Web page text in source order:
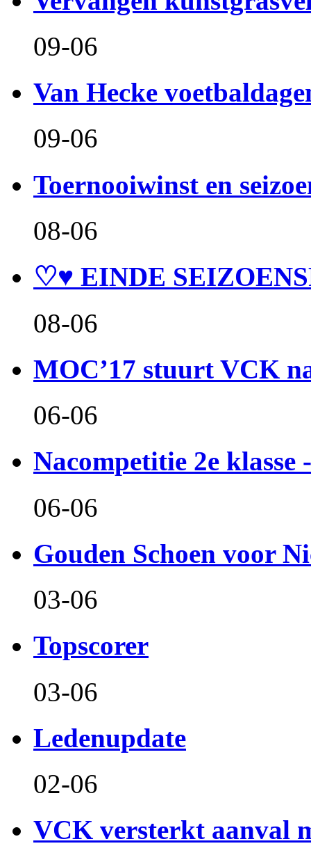
09-06
Van Hecke
09-06
Toernooiwinst en
08-06
♡♥ EINDE
08-06
MOC’17 stuurt VCK
06-06
Nacompetitie 2e klasse
06-06
Gouden Schoen voor
03-06
Topscorer
03-06
Ledenupdate
02-06
VCK versterkt aanval